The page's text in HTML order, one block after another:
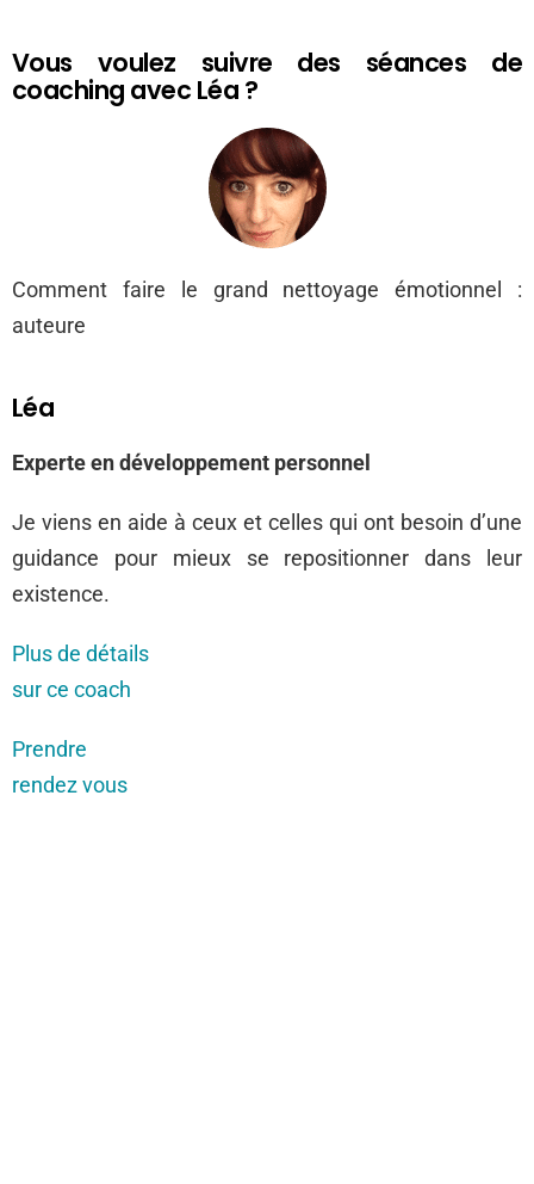
Vous voulez suivre des séances de
coaching avec Léa ?
Comment faire le grand nettoyage émotionnel :
auteure
Léa
Experte en développement personnel
Je viens en aide à ceux et celles qui ont besoin d’une
guidance pour mieux se repositionner dans leur
existence.
Plus de détails
sur ce coach
Prendre
rendez vous